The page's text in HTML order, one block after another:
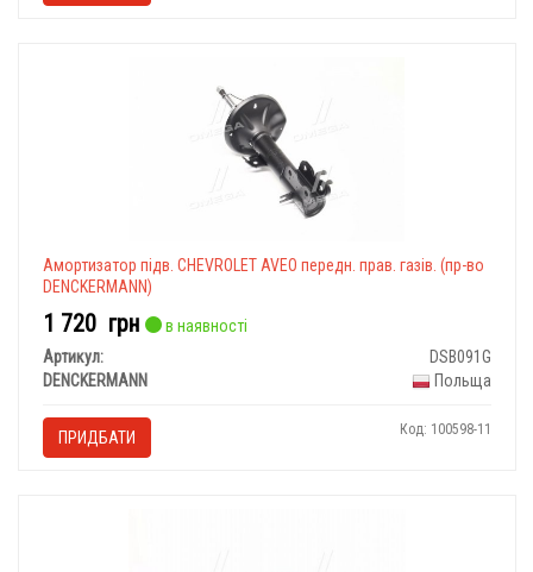
Амортизатор підв. CHEVROLET AVEO передн. прав. газів. (пр-во
DENCKERMANN)
1 720 грн
в наявності
Артикул:
DSB091G
DENCKERMANN
Польща
ПРИДБАТИ Код: 100598-11